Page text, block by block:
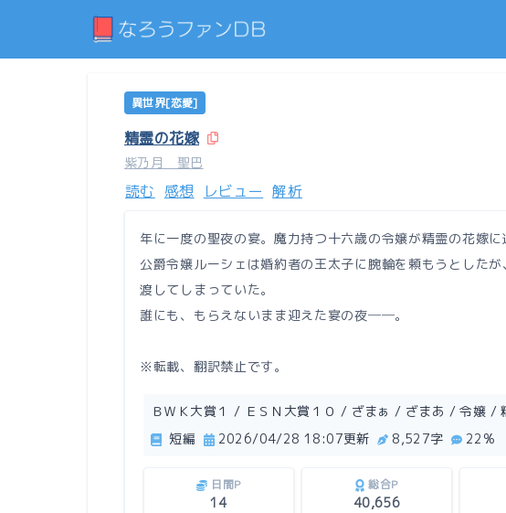
異世界[恋愛]
精霊の花嫁
紫乃月 聖巴
読む 感想 レビュー 解析
年に一度の聖夜の宴。魔力持つ十六歳の令嬢が精霊の花嫁
公爵令嬢ルーシェは婚約者の王太子に腕輪を頼もうとした
渡してしまっていた。
誰にも、もらえないまま迎えた宴の夜──。
※転載、翻訳禁止です。
ＢＷＫ大賞１ / ＥＳＮ大賞１０ / ざまぁ / ざまあ / 令嬢 /
短編
2026/04/28 18:07更新 8,527字 22%
日間P
14
総合P
40,656